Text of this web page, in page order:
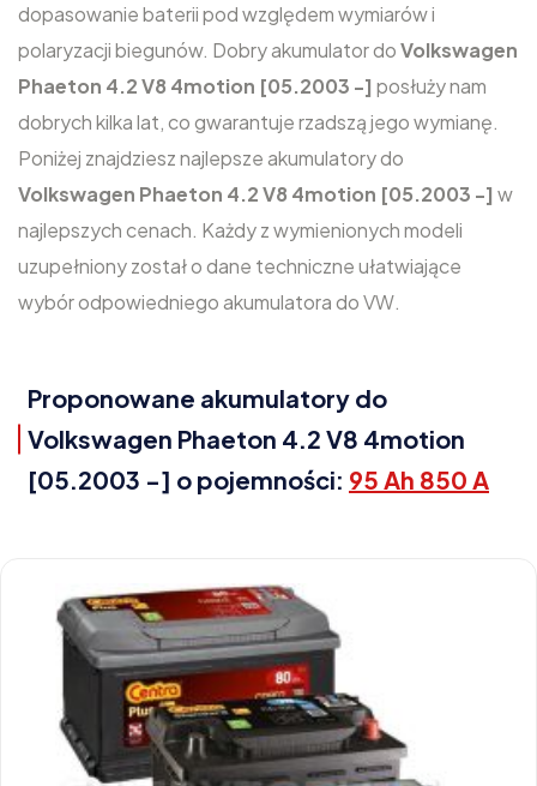
dopasowanie baterii pod względem wymiarów i
polaryzacji biegunów. Dobry akumulator doVolkswagen
Phaeton 4.2 V8 4motion [05.2003 -] posłuży nam
dobrych kilka lat, co gwarantuje rzadszą jego wymianę.
Poniżej znajdziesz najlepsze akumulatory do
Volkswagen Phaeton 4.2 V8 4motion [05.2003 -] w
najlepszych cenach. Każdy z wymienionych modeli
uzupełniony został o dane techniczne ułatwiające
wybór odpowiedniego akumulatora do VW.
Proponowane akumulatory do
Volkswagen Phaeton 4.2 V8 4motion
[05.2003 -] o pojemności: 95 Ah 850 A